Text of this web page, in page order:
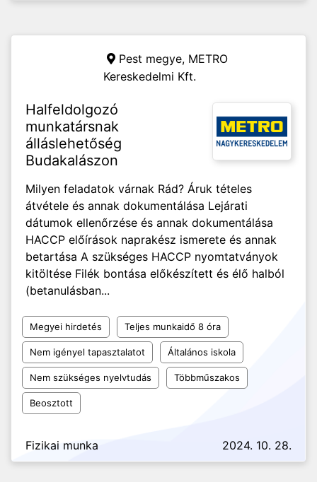
Pest megye, METRO
Kereskedelmi Kft.
Halfeldolgozó
munkatársnak
álláslehetőség
Budakalászon
Milyen feladatok várnak Rád? Áruk tételes
átvétele és annak dokumentálása Lejárati
dátumok ellenőrzése és annak dokumentálása
HACCP előírások naprakész ismerete és annak
betartása A szükséges HACCP nyomtatványok
kitöltése Filék bontása előkészített és élő halból
(betanulásban...
Megyei hirdetés Teljes munkaidő 8 óra
Nem igényel tapasztalatot Általános iskola
Nem szükséges nyelvtudás Többműszakos
Beosztott
Fizikai munka 2024. 10. 28.